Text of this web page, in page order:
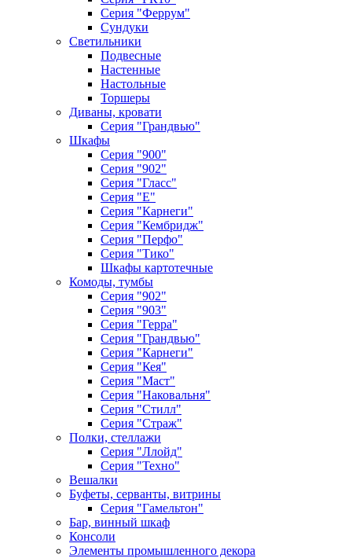
Серия "Феррум"
Сундуки
Светильники
Подвесные
Настенные
Настольные
Торшеры
Диваны, кровати
Серия "Грандвью"
Шкафы
Серия "900"
Серия "902"
Серия "Гласс"
Серия "Е"
Серия "Карнеги"
Серия "Кембридж"
Серия "Перфо"
Серия "Тико"
Шкафы картотечные
Комоды, тумбы
Серия "902"
Серия "903"
Серия "Герра"
Серия "Грандвью"
Серия "Карнеги"
Серия "Кея"
Серия "Маст"
Серия "Наковальня"
Серия "Стилл"
Серия "Страж"
Полки, стеллажи
Серия "Ллойд"
Серия "Техно"
Вешалки
Буфеты, серванты, витрины
Серия "Гамельтон"
Бар, винный шкаф
Консоли
Элементы промышленного декора